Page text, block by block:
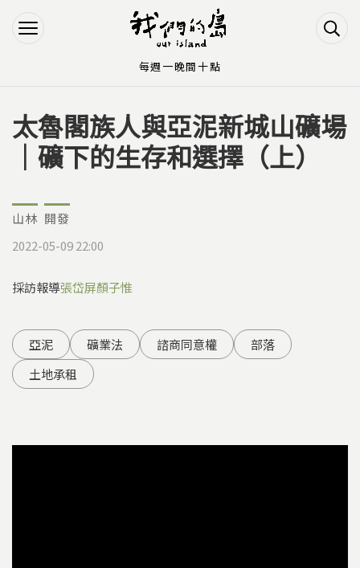
Jump to Navigation
Jump to Main content
您在這裡
太魯閣族人與亞泥新城山礦場
｜礦下的生存和選擇（上）
山林 開發
2022-05-09 22:00
採訪報導張岱屏顏子惟
亞泥 礦業法 諮商同意權
部落
土地承租
每週一晚間十點